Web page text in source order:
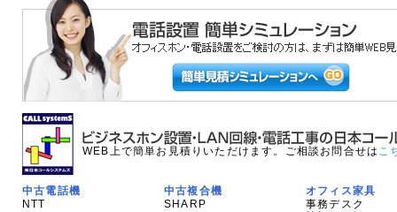
WEB上で簡単お見積りいただけます。ご相談お問合せは こ
中古電話機
NTT
中古複合機
SHARP
オフィス家具
事務デスク